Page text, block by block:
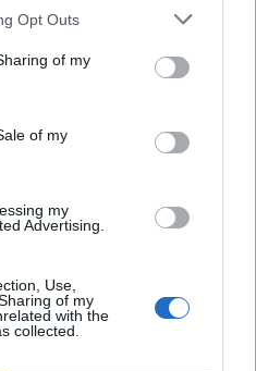
Opt Outs
of my
of my
my
Advertising.
Use,
of my
with the
collected.
Premjeras: nėra
kaina turi viršyti 2,2 euro